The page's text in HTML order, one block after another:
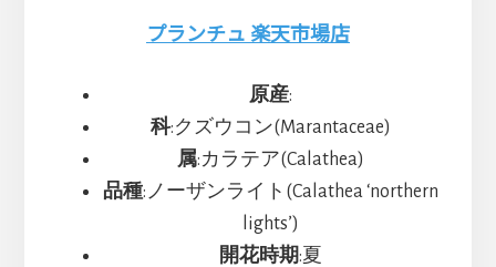
プランチュ 楽天市場店
原産:
科:クズウコン(Marantaceae)
属:カラテア(Calathea)
品種:ノーザンライト(Calathea ‘northern
lights’)
開花時期:夏